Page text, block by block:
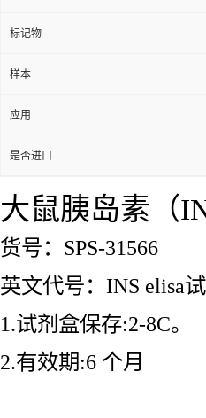
标记物
样本
应用
是否进口
大鼠胰岛素（
货号：SPS-31566
英文代号：INS elisa
1.试剂盒保存:2-8C。
2.有效期:6 个月